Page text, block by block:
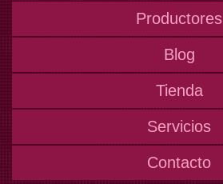
Productores
Blog
Tienda
Servicios
Contacto